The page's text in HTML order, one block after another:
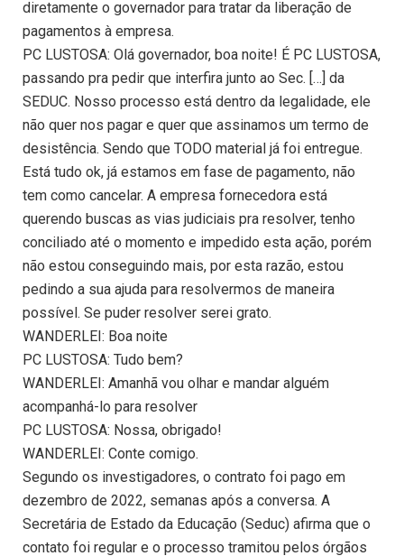
diretamente o governador para tratar da liberação de
pagamentos à empresa.
PC LUSTOSA: Olá governador, boa noite! É PC LUSTOSA,
passando pra pedir que interfira junto ao Sec. […] da
SEDUC. Nosso processo está dentro da legalidade, ele
não quer nos pagar e quer que assinamos um termo de
desistência. Sendo que TODO material já foi entregue.
Está tudo ok, já estamos em fase de pagamento, não
tem como cancelar. A empresa fornecedora está
querendo buscas as vias judiciais pra resolver, tenho
conciliado até o momento e impedido esta ação, porém
não estou conseguindo mais, por esta razão, estou
pedindo a sua ajuda para resolvermos de maneira
possível. Se puder resolver serei grato.
WANDERLEI: Boa noite
PC LUSTOSA: Tudo bem?
WANDERLEI: Amanhã vou olhar e mandar alguém
acompanhá-lo para resolver
PC LUSTOSA: Nossa, obrigado!
WANDERLEI: Conte comigo.
Segundo os investigadores, o contrato foi pago em
dezembro de 2022, semanas após a conversa. A
Secretária de Estado da Educação (Seduc) afirma que o
contato foi regular e o processo tramitou pelos órgãos